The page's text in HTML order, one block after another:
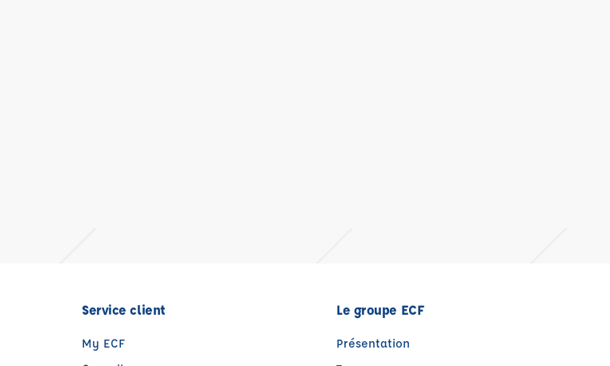
Service client
My ECF
Le groupe ECF
Présentation